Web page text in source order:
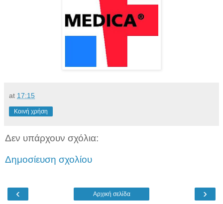
at 17:15
Κοινή χρήση
Δεν υπάρχουν σχόλια:
Δημοσίευση σχολίου
‹ ›
Αρχική σελίδα